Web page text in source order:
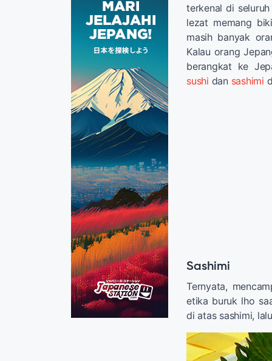
terkenal di
lezat memang
masih banyak
Kalau orang
berangkat ke
sushi dan sashimi
Sashimi
Ternyata,
etika buruk lho
di atas sashimi,